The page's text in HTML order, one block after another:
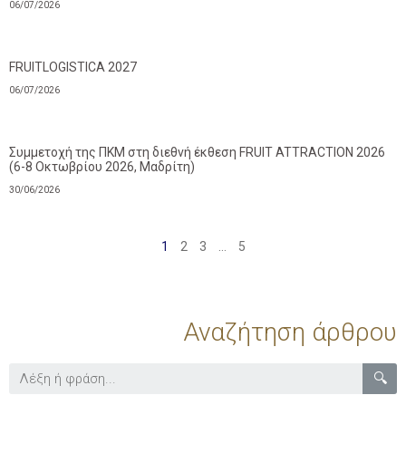
06/07/2026
FRUITLOGISTICA 2027
06/07/2026
Συμμετοχή της ΠΚΜ στη διεθνή έκθεση FRUIT ATTRACTION 2026
(6-8 Οκτωβρίου 2026, Μαδρίτη)
30/06/2026
1 2 3 5
Αναζήτηση άρθρου
🔍